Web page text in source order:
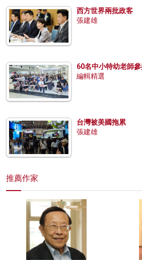
西方世界兩批政客
張建雄
60名中小特幼老師
編輯精選
台灣被美國拖累
張建雄
推薦作家